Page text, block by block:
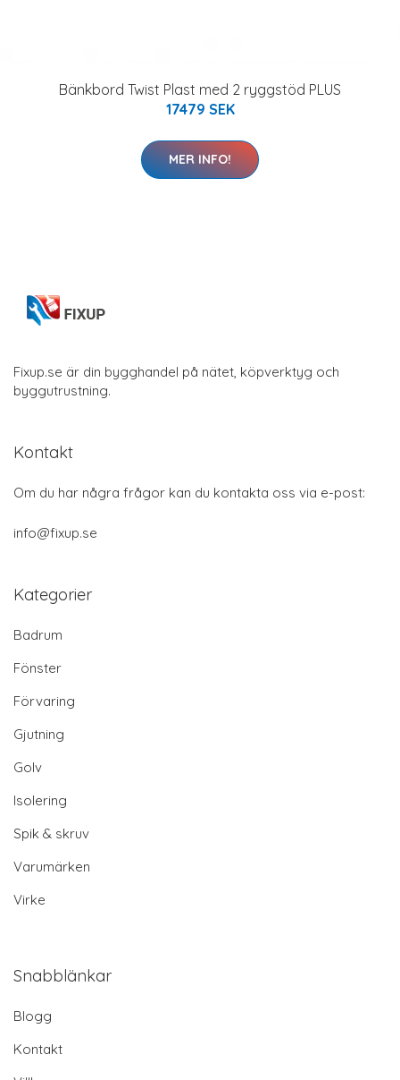
Bänkbord Twist Plast med 2 ryggstöd PLUS
17479 SEK
MER INFO!
Fixup.se är din bygghandel på nätet, köpverktyg och
byggutrustning.
Kontakt
Om du har några frågor kan du kontakta oss via e-post:
info@fixup.se
Kategorier
Badrum
Fönster
Förvaring
Gjutning
Golv
Isolering
Spik & skruv
Varumärken
Virke
Snabblänkar
Blogg
Kontakt